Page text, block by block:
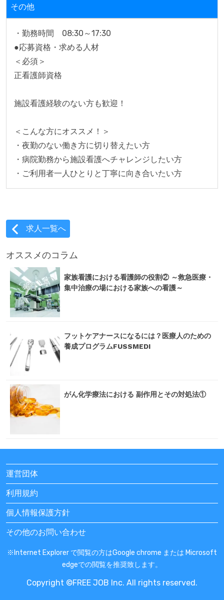
その他
・勤務時間　08:30～17:30
●応募資格・求める人材
＜必須＞
正看護師資格
施設看護経験のない方も歓迎！
＜こんな方にオススメ！＞
・夜勤のない働き方に切り替えたい方
・病院勤務から施設看護へチャレンジしたい方
・ご利用者一人ひとりと丁寧に向き合いたい方
求人一覧へ
オススメのコラム
家族看護における看護師の役割② ～救急医療・
集中治療の場における家族への看護～
フットケアナースになるには？医療人のための
養成プログラムFUSSMEDI
がん化学療法における 副作用とその対処法①
運営団体
利用規約
個人情報保護方針
その他のお問い合わせ
※Internet Explorer で閲覧の方はGoogle chrome または Microsoft
edgeでの閲覧を推奨致します。
Copyright ©FREE JOB Inc. All rights reserved.